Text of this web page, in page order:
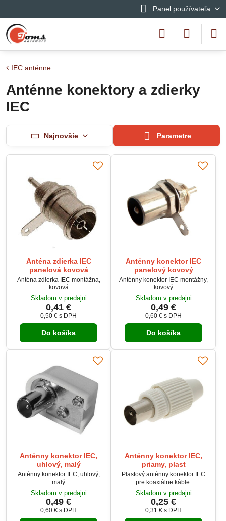
Panel používateľa
IEC anténne
Anténne konektory a zdierky
IEC
Najnovšie Parametre
Anténa zdierka IEC
panelová kovová
Anténa zdierka IEC montážna,
kovová
Skladom v predajni
0,41 €
0,50 € s DPH
Do košíka
Anténny konektor IEC
panelový kovový
Anténny konektor IEC montážny,
kovový
Skladom v predajni
0,49 €
0,60 € s DPH
Do košíka
Anténny konektor IEC,
uhlový, malý
Anténny konektor IEC, uhlový,
malý
Skladom v predajni
0,49 €
0,60 € s DPH
Anténny konektor IEC,
priamy, plast
Plastový anténny konektor IEC
pre koaxiálne káble.
Skladom v predajni
0,25 €
0,31 € s DPH